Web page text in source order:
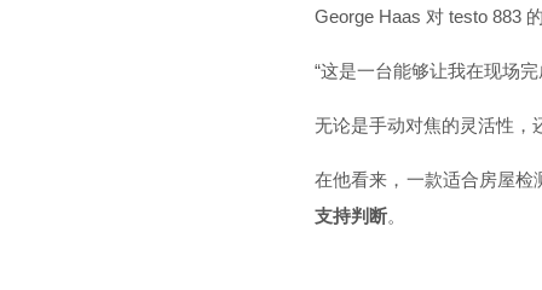
George Haas 对 testo 883
“这是一台能够让我在现场
无论是手动对焦的灵活性，
在他看来，一款适合房屋
支持判断。